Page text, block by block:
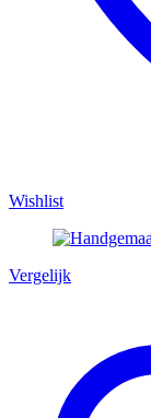
Wishlist
Vergelijk